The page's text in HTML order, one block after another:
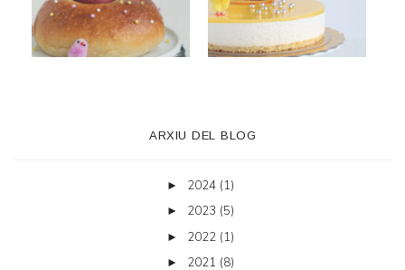
ARXIU DEL BLOG
► 2024 (1)
► 2023 (5)
► 2022 (1)
► 2021 (8)